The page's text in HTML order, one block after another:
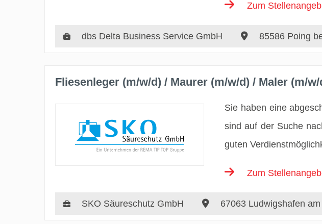
Zum
dbs Delta Business Service GmbH 85586 Poing
Fliesenleger (m/w/d) / Maurer (m/w/d) / Maler (m/w/
Sie haben eine
sind auf der Suche
guten
Zum
SKO Säureschutz GmbH 67063 Ludwigshafen